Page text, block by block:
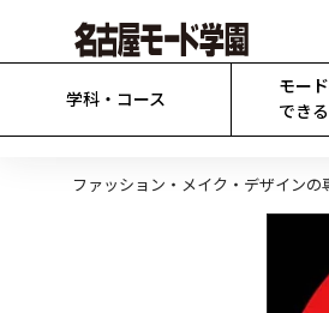
学科・コース
モー
でき
ファッション・メイク・デザイン